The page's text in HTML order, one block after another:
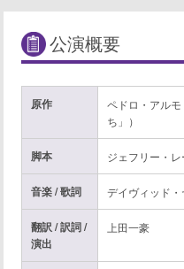
公演概要
原作
ペドロ・アル
ち」）
脚本 ジェフリー・レ
音楽 / 歌詞 デイヴィッド・
翻訳 / 訳詞 /
演出
上田一豪